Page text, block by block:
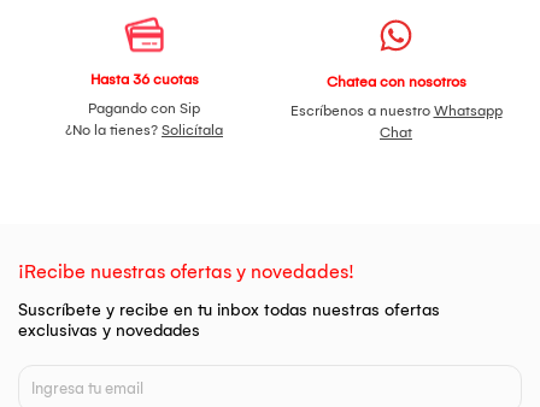
Hasta 36 cuotas
Pagando con Sip
¿No la tienes? Solicítala
Chatea con nosotros
Escríbenos a nuestro Whatsapp
Chat
¡Recibe nuestras ofertas y novedades!
Suscríbete y recibe en tu inbox todas nuestras ofertas
exclusivas y novedades